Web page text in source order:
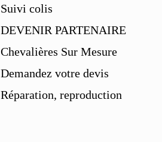
Suivi colis
DEVENIR PARTENAIRE
Chevalières Sur Mesure
Demandez votre devis
Réparation, reproduction